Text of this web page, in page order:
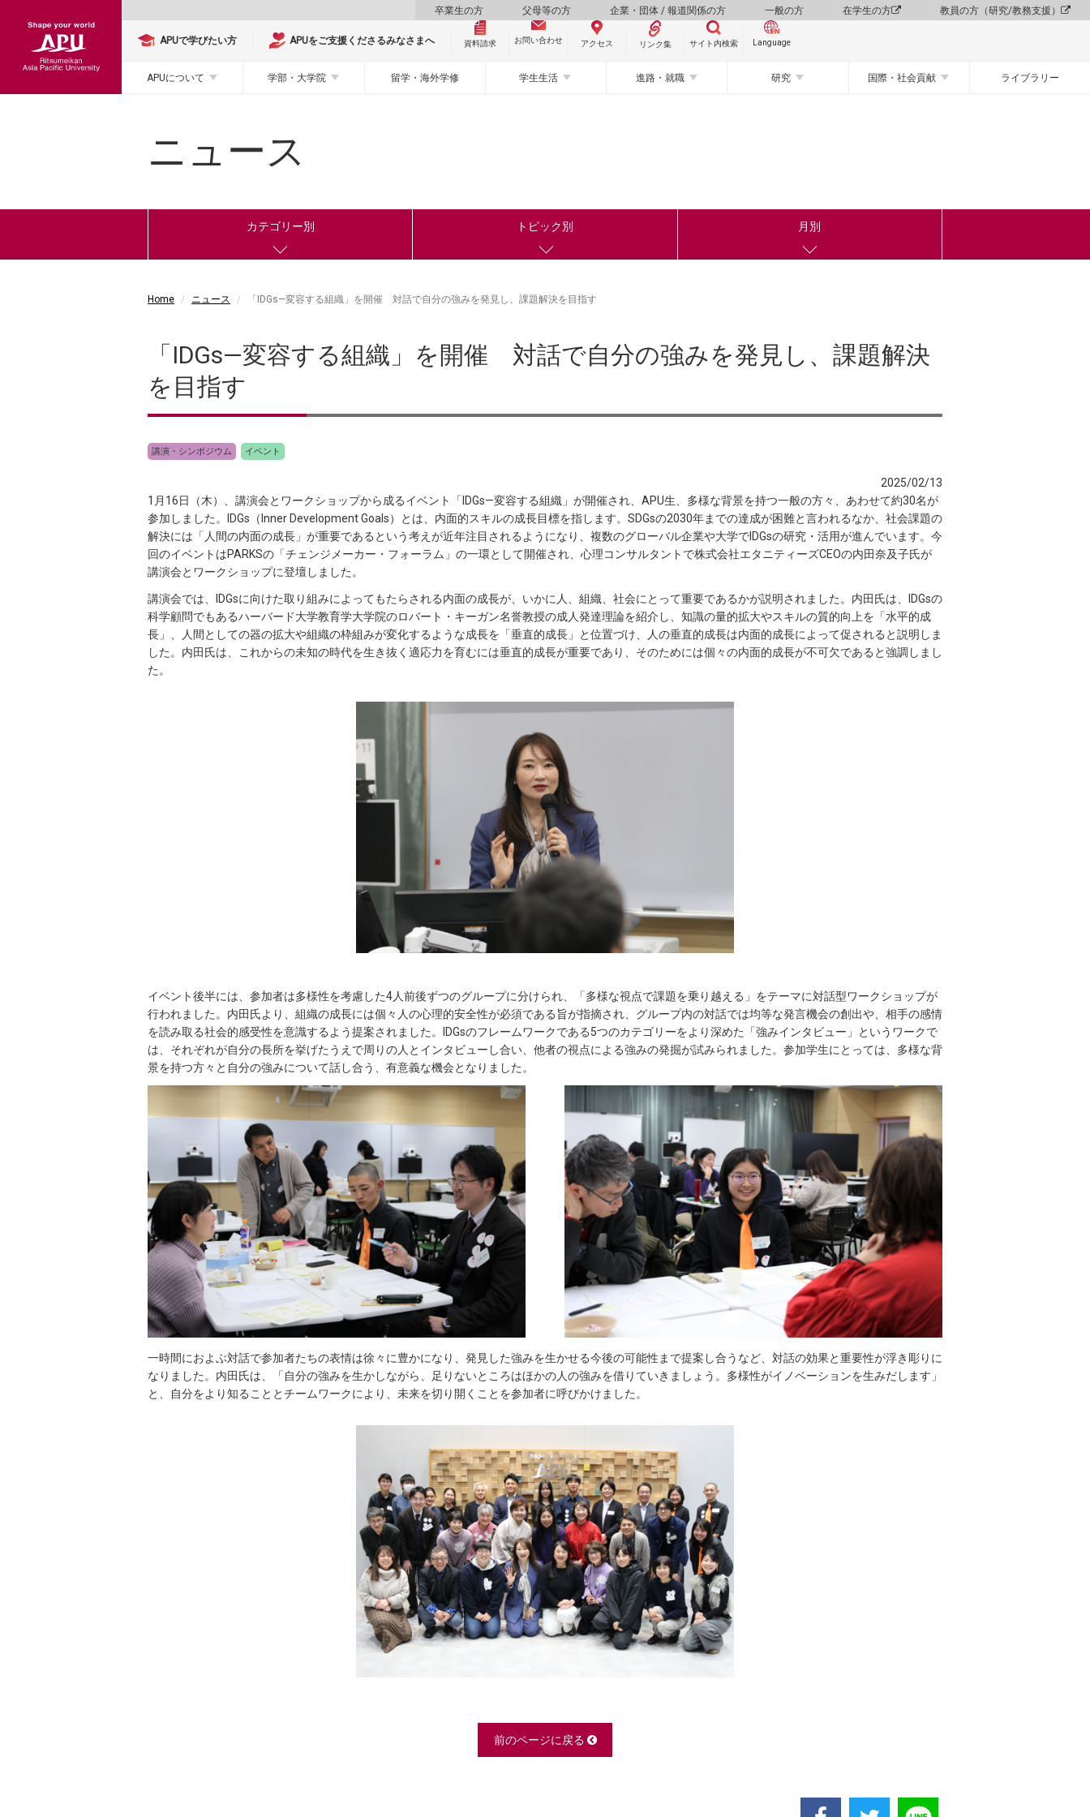
卒業生の方 父母等の方 企業・団体 / 報道関係の方 一般の方 在学生の方 教員の方（研究/教務支援）
APUで学びたい方 APUをご支援くださるみなさまへ 資料請求 お問い合わせ アクセス リンク集 サイト内検索 Language
APUについて 学部・大学院 留学・海外学修 学生生活 進路・就職 研究 国際・社会貢献 ライブラリー
ニュース
カテゴリー別 トピック別 月別
Home ニュース 「IDGs—変容する組織」を開催 対話で自分の強みを発見し、課題解決を目指す
「IDGs—変容する組織」を開催 対話で自分の強みを発見し、課題解決
を目指す
講演・シンポジウム イベント
2025/02/13
1月16日（木）、講演会とワークショップから成るイベント「IDGs—変容する組織」が開催され、APU生、多様な背景を持つ一般の方々、あわせて約30名が
参加しました。IDGs（Inner Development Goals）とは、内面的スキルの成長目標を指します。SDGsの2030年までの達成が困難と言われるなか、社会課題の
解決には「人間の内面の成長」が重要であるという考えが近年注目されるようになり、複数のグローバル企業や大学でIDGsの研究・活用が進んでいます。今
回のイベントはPARKSの「チェンジメーカー・フォーラム」の一環として開催され、心理コンサルタントで株式会社エタニティーズCEOの内田奈及子氏が
講演会とワークショップに登壇しました。
講演会では、IDGsに向けた取り組みによってもたらされる内面の成長が、いかに人、組織、社会にとって重要であるかが説明されました。内田氏は、IDGsの
科学顧問でもあるハーバード大学教育学大学院のロバート・キーガン名誉教授の成人発達理論を紹介し、知識の量的拡大やスキルの質的向上を「水平的成
長」、人間としての器の拡大や組織の枠組みが変化するような成長を「垂直的成長」と位置づけ、人の垂直的成長は内面的成長によって促されると説明しま
した。内田氏は、これからの未知の時代を生き抜く適応力を育むには垂直的成長が重要であり、そのためには個々の内面的成長が不可欠であると強調しまし
た。
イベント後半には、参加者は多様性を考慮した4人前後ずつのグループに分けられ、「多様な視点で課題を乗り越える」をテーマに対話型ワークショップが
行われました。内田氏より、組織の成長には個々人の心理的安全性が必須である旨が指摘され、グループ内の対話では均等な発言機会の創出や、相手の感情
を読み取る社会的感受性を意識するよう提案されました。IDGsのフレームワークである5つのカテゴリーをより深めた「強みインタビュー」というワークで
は、それぞれが自分の長所を挙げたうえで周りの人とインタビューし合い、他者の視点による強みの発掘が試みられました。参加学生にとっては、多様な背
景を持つ方々と自分の強みについて話し合う、有意義な機会となりました。
一時間におよぶ対話で参加者たちの表情は徐々に豊かになり、発見した強みを生かせる今後の可能性まで提案し合うなど、対話の効果と重要性が浮き彫りに
なりました。内田氏は、「自分の強みを生かしながら、足りないところはほかの人の強みを借りていきましょう。多様性がイノベーションを生みだします」
と、自分をより知ることとチームワークにより、未来を切り開くことを参加者に呼びかけました。
前のページに戻る